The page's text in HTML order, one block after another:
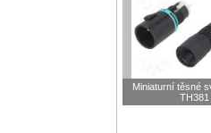
Miniaturní těsné
TH381